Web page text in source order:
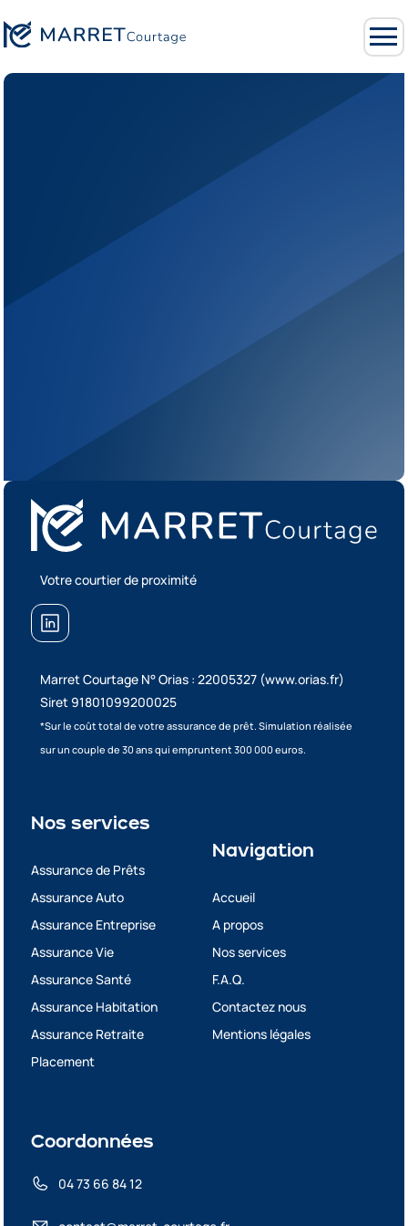
Votre courtier de proximité
Marret Courtage N° Orias : 22005327 (www.orias.fr)
Siret 91801099200025
*Sur le coût total de votre assurance de prêt. Simulation réalisée
sur un couple de 30 ans qui empruntent 300 000 euros.
Nos services
Assurance de Prêts
Assurance Auto
Assurance Entreprise
Assurance Vie
Assurance Santé
Assurance Habitation
Assurance Retraite
Placement
Navigation
Accueil
A propos
Nos services
F.A.Q.
Contactez nous
Mentions légales
Coordonnées
04 73 66 84 12